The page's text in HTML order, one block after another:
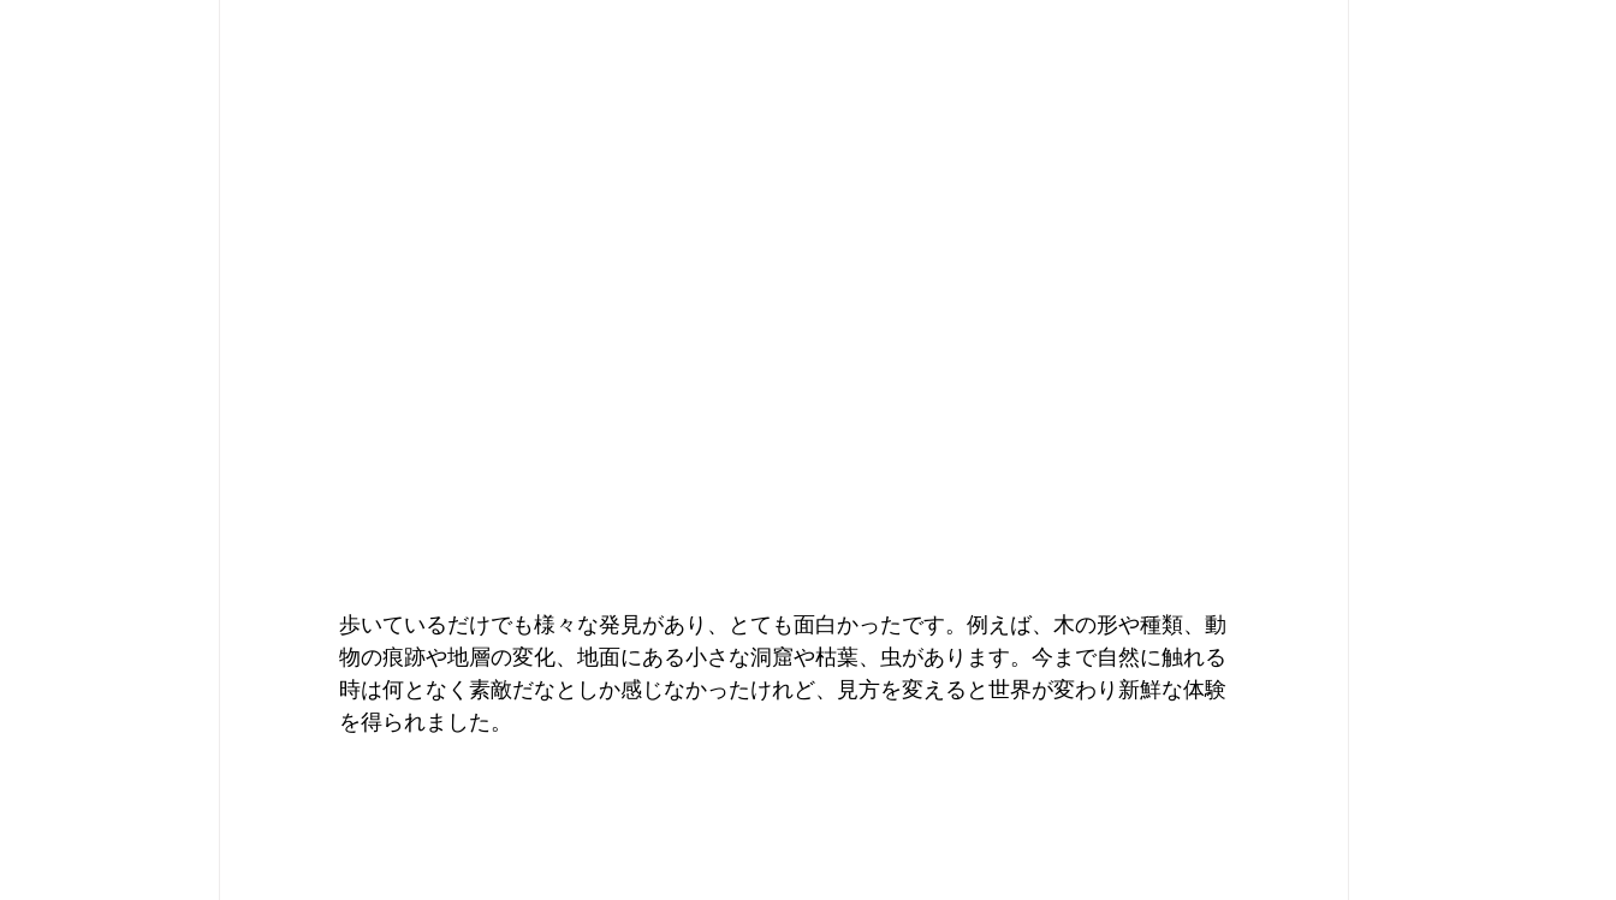
歩いているだけでも様々な発見があり、とても面白かったです。例えば、木の形や種類、動
物の痕跡や地層の変化、地面にある小さな洞窟や枯葉、虫があります。今まで自然に触れる
時は何となく素敵だなとしか感じなかったけれど、見方を変えると世界が変わり新鮮な体験
を得られました。